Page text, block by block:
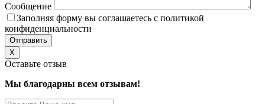
Сообщение
Заполняя форму вы соглашаетесь с политикой
конфиденциальности
X
Оставьте отзыв
Мы благодарны всем отзывам!